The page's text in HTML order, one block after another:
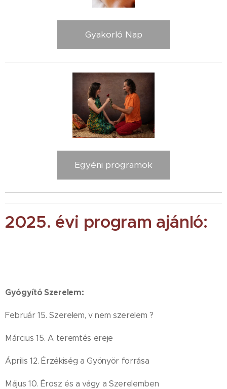
Gyakorló Nap
Egyéni programok
2025. évi program ajánló:
Gyógyító Szerelem:
Február 15. Szerelem, v nem szerelem ?
Március 15. A teremtés ereje
Április 12. Érzékiség a Gyönyör forrása
Május 10. Érosz és a vágy a Szerelemben